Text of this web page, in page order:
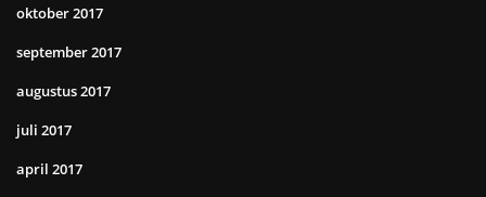
oktober 2017
september 2017
augustus 2017
juli 2017
april 2017